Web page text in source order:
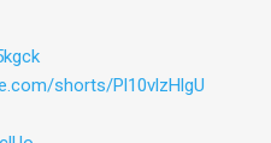
shorts/Pl10vlzHlgU